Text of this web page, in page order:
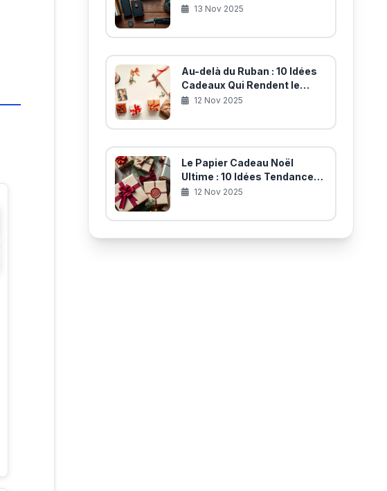
Pour Son Anniversaire ?
13 Nov 2025
Au-delà du Ruban : 10 Idées
Cadeaux Qui Rendent le
Papier Cadeau Presque
12 Nov 2025
Le Papier Cadeau Noël
Ultime : 10 Idées Tendances
pour des Paquets
12 Nov 2025